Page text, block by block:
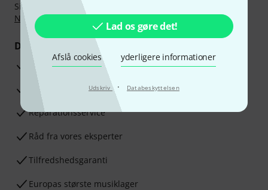
Lad os gøre det!
Afslå cookies yderligere informationer
Udskriv · Databeskyttelsen
Sikker betaling med Bankoverførsel, PayPal,
Nu
Klarna betaling i ratereller Kreditkort.
Dine fordele
3 års Thomann Garanti
30 dages money back garanti
Reparationsservice
Råd fra vores eksperter
Tilfredshedsgaranti
Europas største musiklager